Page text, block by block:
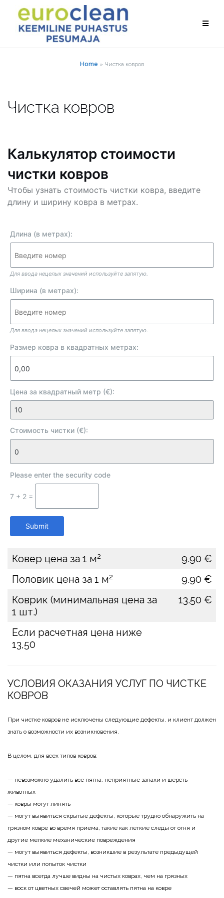
содержимому
Home » Чистка ковров
Чистка ковров
Калькулятор стоимости
чистки ковров
Чтобы узнать стоимость чистки ковра, введите
длину и ширину ковра в метрах.
Длина (в метрах):
Для ввода нецелых значений используйте запятую.
Ширина (в метрах):
Для ввода нецелых значений используйте запятую.
Размер ковра в квадратных метрах:
Цена за квадратный метр (€):
Стоимость чистки (€):
Please enter the security code
7 + 2 =
Submit
Ковер цена за 1 м2
9.90 €
Половик цена за 1 м2
9.90 €
Коврик (минимальная цена за
1 шт.)
13.50 €
Если расчетная цена ниже
13,50
УСЛОВИЯ ОКАЗАНИЯ УСЛУГ ПО ЧИСТКЕ
КОВРОВ
При чистке ковров не исключены следующие дефекты, и клиент должен
знать о возможности их возникновения.
В целом, для всех типов ковров:
— невозможно удалить все пятна, неприятные запахи и шерсть
животных
— ковры могут линять
— могут выявиться скрытые дефекты, которые трудно обнаружить на
грязном ковре во время приема, такие как легкие следы от огня и
другие мелкие механические повреждения
— могут выявиться дефекты, возникшие в результате предыдущей
чистки или попыток чистки
— пятна всегда лучше видны на чистых коврах, чем на грязных
— воск от цветных свечей может оставлять пятна на ковре